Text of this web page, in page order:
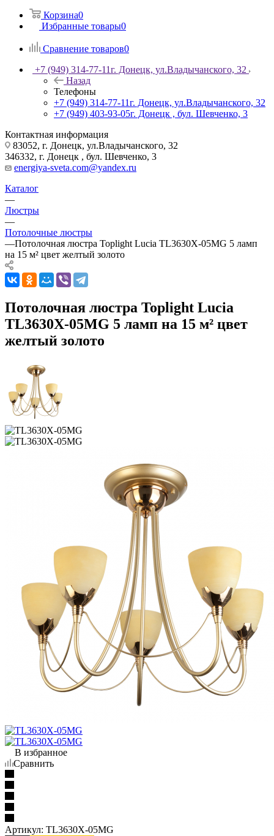
Корзина0
Избранные товары0
Сравнение товаров0
+7 (949) 314-77-11г. Донецк, ул.Владычанского, 32
Назад
Телефоны
+7 (949) 314-77-11г. Донецк, ул.Владычанского, 32
+7 (949) 403-93-05г. Донецк , бул. Шевченко, 3
Контактная информация
83052, г. Донецк, ул.Владычанского, 32
346332, г. Донецк , бул. Шевченко, 3
energiya-sveta.com@yandex.ru
Каталог
—
Люстры
—
Потолочные люстры
—Потолочная люстра Toplight Lucia TL3630X-05MG 5 ламп
на 15 м² цвет желтый золото
Потолочная люстра Toplight Lucia
TL3630X-05MG 5 ламп на 15 м² цвет
желтый золото
В избранное
Сравнить
Артикул: TL3630X-05MG